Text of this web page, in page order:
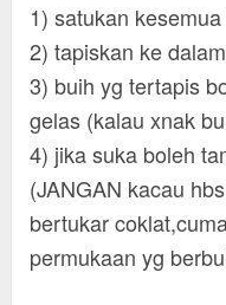
1) satukan
2) tapiskan ke
3) buih yg tertapis
gelas (kalau xnak
4) jika suka boleh
(JANGAN kacau
bertukar
permukaan yg